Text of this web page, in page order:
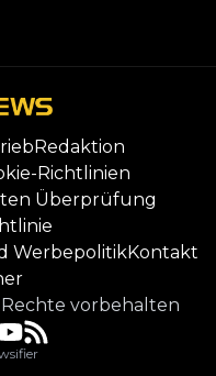
Redaktion
Richtlinien
Überprüfung
WerbepolitikKontakt
vorbehalten